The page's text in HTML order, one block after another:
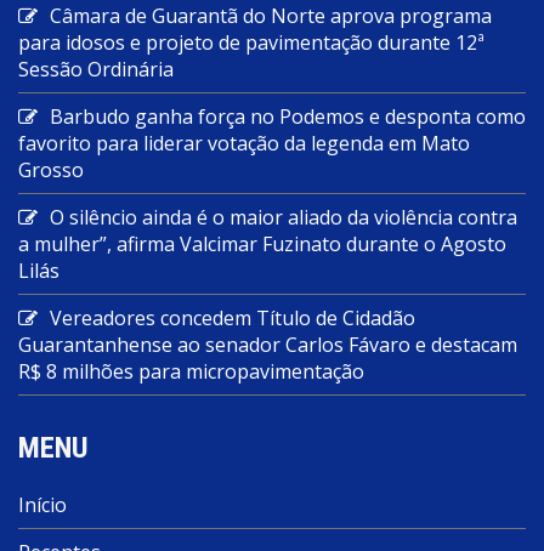
Câmara de Guarantã do Norte aprova programa
para idosos e projeto de pavimentação durante 12ª
Sessão Ordinária
Barbudo ganha força no Podemos e desponta como
favorito para liderar votação da legenda em Mato
Grosso
O silêncio ainda é o maior aliado da violência contra
a mulher”, afirma Valcimar Fuzinato durante o Agosto
Lilás
Vereadores concedem Título de Cidadão
Guarantanhense ao senador Carlos Fávaro e destacam
R$ 8 milhões para micropavimentação
MENU
Início